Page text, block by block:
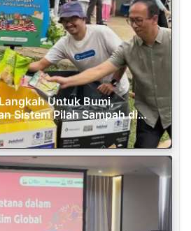
Untuk Bumi,
Sistem Pilah Sampah di